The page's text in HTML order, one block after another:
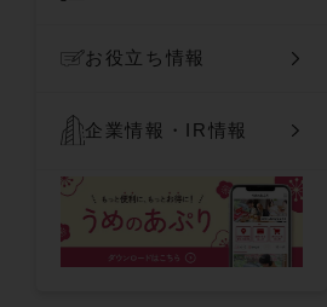
お役立ち情報
企業情報・IR情報